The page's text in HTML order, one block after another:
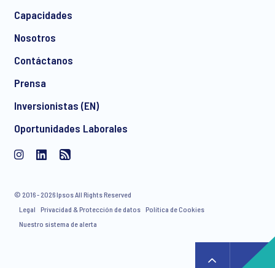
Capacidades
Nosotros
Contáctanos
Prensa
Inversionistas (EN)
Oportunidades Laborales
© 2016 - 2026 Ipsos All Rights Reserved
Legal
Privacidad & Protección de datos Política de Cookies
Nuestro sistema de alerta